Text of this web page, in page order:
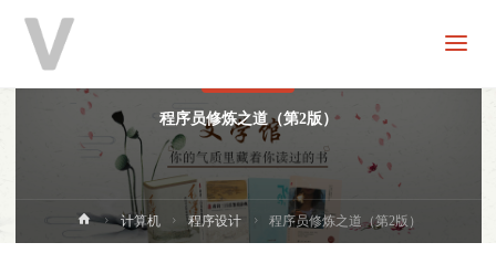
程序员修炼之道（第2版）
首
页
计算机 程序设计 程序员修炼之道（第2版）